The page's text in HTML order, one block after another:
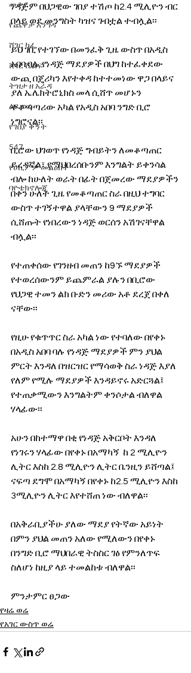
መቆያ
የጨዋታ እንግዳ
ሸገር ካፌ
ሸገር ሼልፍ
ትዝታ ዘ አራዳ
ልዩ ወሬ
የገበያ ቅኝት
547
የሀኪምዎ መልዕክት
ባዮቴክኖሎጂ
ነዳጅም በህጋዊው ገበያ ተሽጦ ከ2.4 ሚሊዮን ብር
በላይ ወደ መንግስት ካዝና ገብቷል ተብሏል፡፡
ይህ ገቢ የተገኘው በመንፈቅ ጊዜ ውስጥ በአዲስ
አበባ ባሉ የነዳጅ ማደያዎች በህግ ከተፈቀደው
ውጪ በጄሪካን እየተቀዳ ከተተመነው ዋጋ በላይና
ያለ ኤሌክትሮኒክስ መላ ሲሸጥ መሆኑን
ተቆጣጣሪው አካል የአዲስ አበባ ንግድ ቢሮ
ነግሮናል፡፡
ቢሮው ህገወጥ የነዳጅ ግብይትን ለመቆጣጠር
ይረዳኛል፣ የማህበረሰቡንም እንግልት ይቀንሳል
ብሎ ከሁለት ወራት በፊት በጀመረው ማደያዎችን
በቀን ሁለት ጊዜ የመቆጣጠር ስራ በዚህ ተግባር
ውስጥ ተገኝተዋል ያላቸውን 9 ማደያዎች
ሲሸጡት የነበረውን ነዳጅ ወርሰን አሽገናቸዋል
ብሏል፡፡
የተጠቀሰው የገንዘብ መጠን ከ9ኙ ማደያዎች
የተወረሰውንም ይጨምራል ያሉን በቢሮው
የህጋዊ ተመን ልክ ቡድን መሪው አቶ ደረጀ በቀለ
ናቸው፡፡
የዚሁ የቁጥጥር ስራ አካል ነው የተባለው በየቀኑ
በአዲስ አበባ ባሉ የነዳጅ ማደያዎች ምን ያህል
ምርት እንዳለ በዝርዝር የማሳወቅ ስራ ነዳጅ እያለ
የለም የሚሉ ማደያዎች እንዳይኖሩ አድርጓል፤
የተጠቃሚውን እንግልትም ቀንሶታል ብለዋል
ሃላፊው፡፡
አሁን በከተማዋ በቂ የነዳጅ አቅርቦት እንዳለ
የነገሩን ሃላፊው በየቀኑ በአማካኝ  ከ 2 ሚሊዮን
ሊትር እስከ 2.8 ሚሊዮን ሊትር ቤንዚን ይሸጣል፤
ናፍጣ ደግሞ በአማካኝ በየቀኑ ከ2.5 ሚሊዮን እስከ
3ሚሊዮን ሊትር እየተሸጠ ነው ብለዋል፡፡
በአቅራቢያችሁ ያለው ማደያ የትኛው አይነት
በምን ያህል መጠን አለው የሚለውን በየቀኑ
በንግድ ቢሮ ማህበራዊ ትስስር ገፅ የምንለጥፍ
ስለሆነ ከዚያ ላይ ተመልከቱ ብለዋል፡፡
ምንታምር ፀጋው
የዛሬ ወሬ
የአገር ውስጥ ወሬ